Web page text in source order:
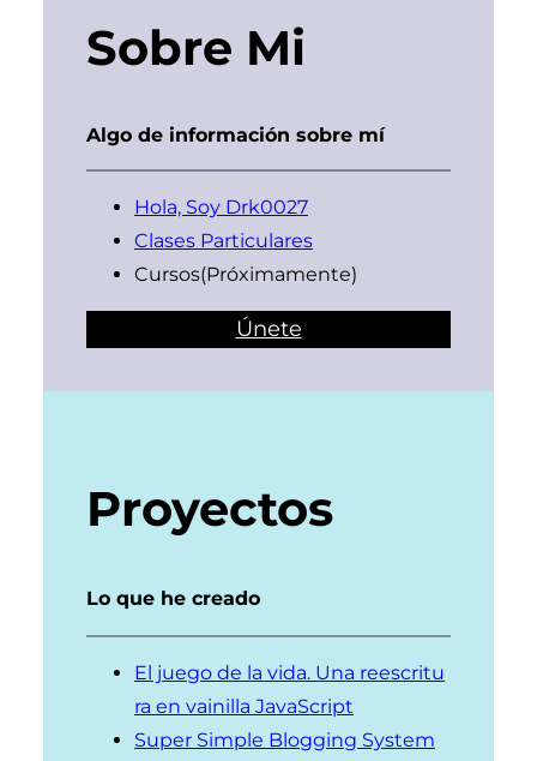
Sobre Mi
Algo de información sobre mí
Hola, Soy Drk0027
Clases Particulares
Cursos(Próximamente)
Únete
Proyectos
Lo que he creado
El juego de la vida. Una reescritu
ra en vainilla JavaScript
Super Simple Blogging System